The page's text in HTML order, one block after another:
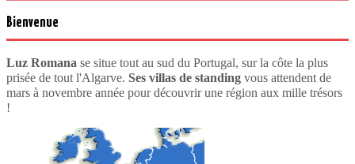
Bienvenue
Luz Romana se situe tout au sud du Portugal, sur la côte la plus
prisée de tout l'Algarve. Ses villas de standing vous attendent de
mars à novembre année pour découvrir une région aux mille trésors
!